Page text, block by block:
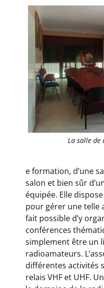
La salle de
e formation, d’une
salon et bien sûr
équipée. Elle
pour gérer une telle
fait possible d’y
conférences
simplement être un
radioamateurs.
différentes activités
relais VHF et UHF.